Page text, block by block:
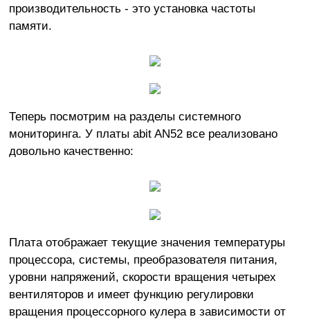
производительность - это установка частоты
памяти.
Теперь посмотрим на разделы системного
мониторинга. У платы abit AN52 все реализовано
довольно качественно:
Плата отображает текущие значения температуры
процессора, системы, преобразователя питания,
уровни напряжений, скорости вращения четырех
вентиляторов и имеет функцию регулировки
вращения процессорного кулера в зависимости от